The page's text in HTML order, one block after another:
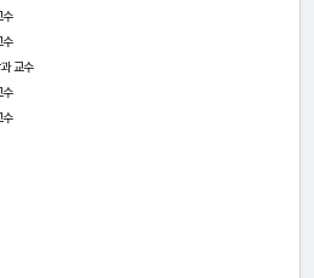
수
수
교수
수
수